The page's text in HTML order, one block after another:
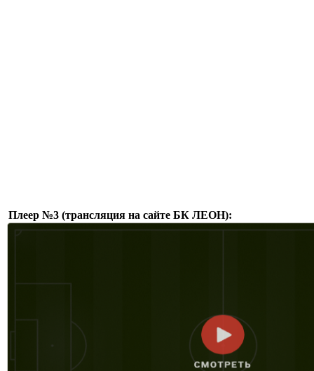
Плеер №3 (трансляция на сайте БК ЛЕОН):